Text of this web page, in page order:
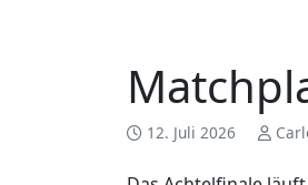
Details
12. Juli 2026